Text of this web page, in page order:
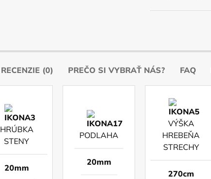
RECENZIE (0) PREČO SI VYBRAŤ NÁS? FAQ
HRÚBKA
STENY
20mm
PODLAHA
20mm
VÝŠKA
HREBEŇA
STRECHY
270cm